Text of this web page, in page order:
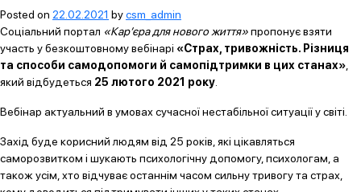
Posted on 22.02.2021 bycsm_admin
Соціальний портал «Кар’єра для нового життя»пропонує взяти
участь у безкоштовному вебінарі «Страх, тривожність. Різниця
та способи самодопомоги й самопідтримки в цих станах»
який відбудеться 25 лютого 2021 року
Вебінар актуальний в умовах сучасної нестабільної ситуації у світі.
Захід буде корисний людям від 25 років, які цікавляться
саморозвитком і шукають психологічну допомогу, психологам, а
також усім, хто відчуває останнім часом сильну тривогу та страх,